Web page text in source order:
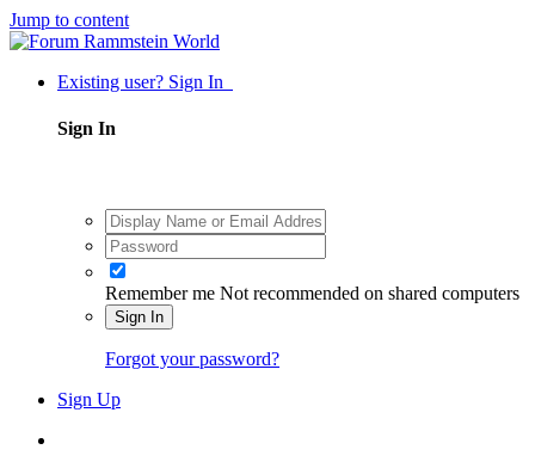
Jump to content
Existing user? Sign In
Sign In
Remember me Not recommended on shared computers
Sign In
Forgot your password?
Sign Up